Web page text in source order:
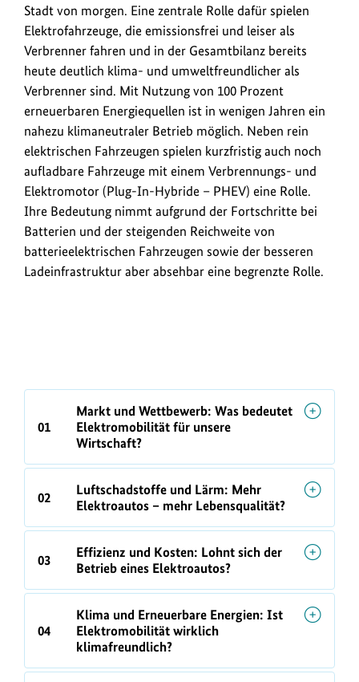
Stadt von morgen. Eine zentrale Rolle dafür spielen
Elektrofahrzeuge, die emissionsfrei und leiser als
Verbrenner fahren und in der Gesamtbilanz bereits
heute deutlich klima- und umweltfreundlicher als
Verbrenner sind. Mit Nutzung von 100 Prozent
erneuerbaren Energiequellen ist in wenigen Jahren ein
nahezu klimaneutraler Betrieb möglich. Neben rein
elektrischen Fahrzeugen spielen kurzfristig auch noch
aufladbare Fahrzeuge mit einem Verbrennungs- und
Elektromotor (Plug-In-Hybride – PHEV) eine Rolle.
Ihre Bedeutung nimmt aufgrund der Fortschritte bei
Batterien und der steigenden Reichweite von
batterieelektrischen Fahrzeugen sowie der besseren
Ladeinfrastruktur aber absehbar eine begrenzte Rolle.
01
Markt und Wettbewerb: Was bedeutet
Elektromobilität für unsere
Wirtschaft?
02
Luftschadstoffe und Lärm: Mehr
Elektroautos – mehr Lebensqualität?
03
Effizienz und Kosten: Lohnt sich der
Betrieb eines Elektroautos?
04
Klima und Erneuerbare Energien: Ist
Elektromobilität wirklich
klimafreundlich?